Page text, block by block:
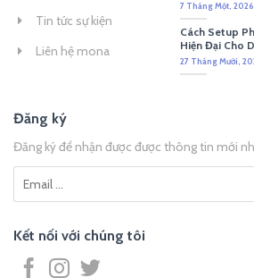
Tin tức sự kiện
Liên hệ mona
7 Tháng Một, 2026
Cách Setup
Hiện Đại Cho
27 Tháng Mười,
Đăng ký
Đăng ký để nhận được được thông tin mới
Kết nối với chúng tôi